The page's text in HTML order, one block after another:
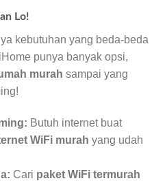
Lo!
kebutuhan yang beda-beda
punya banyak opsi,
murah sampai yang
Butuh internet buat
WiFi murah yang udah
Cari paket WiFi termurah